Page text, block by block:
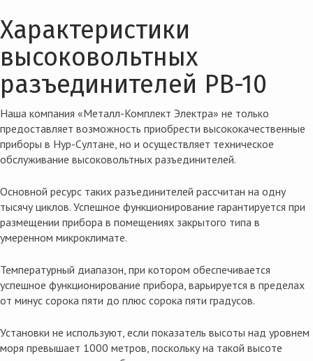
Характеристики
высоковольтных
разъединителей РВ-10
Наша компания «Металл-Комплект Электра» не только
предоставляет возможность приобрести высококачественные
приборы в Нур-Султане, но и осуществляет техническое
обслуживание высоковольтных разъединителей.
Основной ресурс таких разъединителей рассчитан на одну
тысячу циклов. Успешное функционирование гарантируется при
размещении прибора в помещениях закрытого типа в
умеренном микроклимате.
Температурный диапазон, при котором обеспечивается
успешное функционирование прибора, варьируется в пределах
от минус сорока пяти до плюс сорока пяти градусов.
Установки не используют, если показатель высоты над уровнем
моря превышает 1000 метров, поскольку на такой высоте